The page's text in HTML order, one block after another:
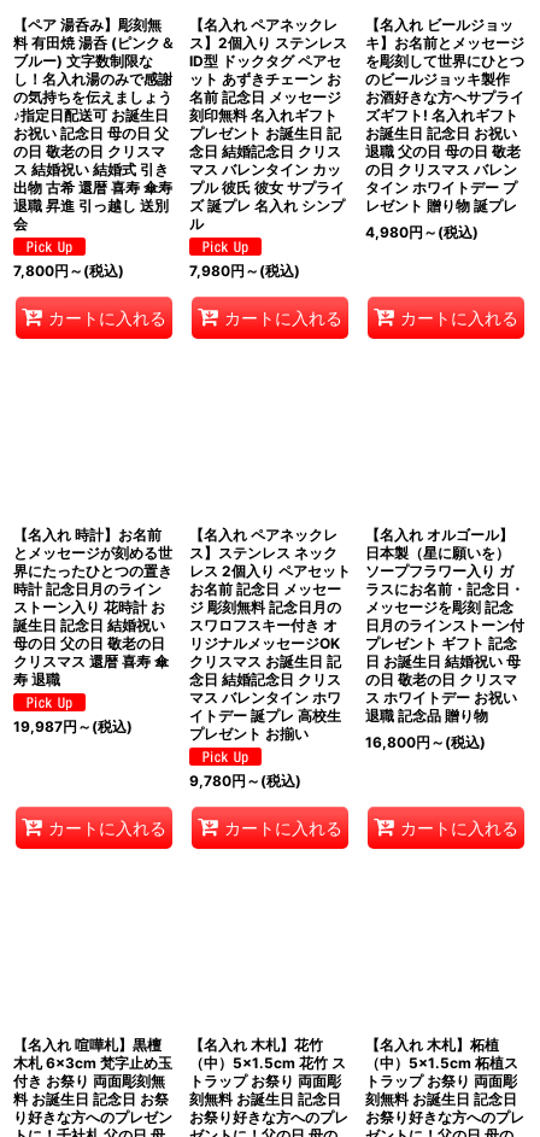
【ペア 湯呑み】彫刻無
料 有田焼 湯呑 (ピンク＆
ブルー) 文字数制限な
し！名入れ湯のみで感謝
の気持ちを伝えましょう
♪指定日配送可 お誕生日
お祝い 記念日 母の日 父
の日 敬老の日 クリスマ
ス 結婚祝い 結婚式 引き
出物 古希 還暦 喜寿 傘寿
退職 昇進 引っ越し 送別
会
7,800円 ～ (税込)
カートに入れる
【名入れ ペアネックレ
ス】2個入り ステンレス
ID型 ドックタグ ペアセ
ット あずきチェーン お
名前 記念日 メッセージ
刻印無料 名入れギフト
プレゼント お誕生日 記
念日 結婚記念日 クリス
マス バレンタイン カッ
プル 彼氏 彼女 サプライ
ズ 誕プレ 名入れ シンプ
ル
7,980円 ～ (税込)
カートに入れる
【名入れ ビールジョッ
キ】お名前とメッセージ
を彫刻して世界にひとつ
のビールジョッキ製作
お酒好きな方へサプライ
ズギフト! 名入れギフト
お誕生日 記念日 お祝い
退職 父の日 母の日 敬老
の日 クリスマス バレン
タイン ホワイトデー プ
レゼント 贈り物 誕プレ
4,980円 ～ (税込)
カートに入れる
【名入れ 時計】お名前
とメッセージが刻める世
界にたったひとつの置き
時計 記念日月のライン
ストーン入り 花時計 お
誕生日 記念日 結婚祝い
母の日 父の日 敬老の日
クリスマス 還暦 喜寿 傘
寿 退職
19,987円 ～ (税込)
カートに入れる
【名入れ ペアネックレ
ス】ステンレス ネック
レス 2個入り ペアセット
お名前 記念日 メッセー
ジ 彫刻無料 記念日月の
スワロフスキー付き オ
リジナルメッセージOK
クリスマス お誕生日 記
念日 結婚記念日 クリス
マス バレンタイン ホワ
イトデー 誕プレ 高校生
プレゼント お揃い
9,780円 ～ (税込)
カートに入れる
【名入れ オルゴール】
日本製（星に願いを）
ソープフラワー入り ガ
ラスにお名前・記念日・
メッセージを彫刻 記念
日月のラインストーン付
プレゼント ギフト 記念
日 お誕生日 結婚祝い 母
の日 敬老の日 クリスマ
ス ホワイトデー お祝い
退職 記念品 贈り物
16,800円 ～ (税込)
カートに入れる
【名入れ 喧嘩札】黒檀
木札 6×3cm 梵字止め玉
付き お祭り 両面彫刻無
料 お誕生日 記念日 お祭
り好きな方へのプレゼン
【名入れ 木札】花竹
（中）5×1.5cm 花竹 ス
トラップ お祭り 両面彫
刻無料 お誕生日 記念日
お祭り好きな方へのプレ
【名入れ 木札】柘植
（中）5×1.5cm 柘植ス
トラップ お祭り 両面彫
刻無料 お誕生日 記念日
お祭り好きな方へのプレ